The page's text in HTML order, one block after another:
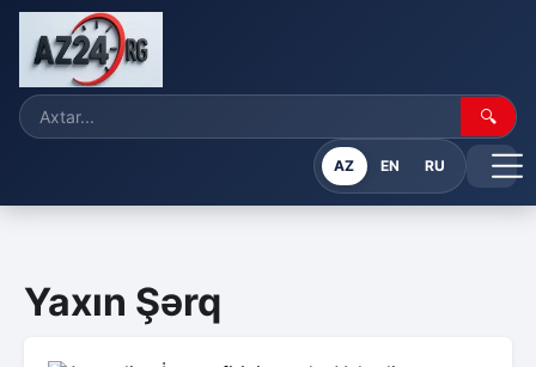
🔍
AZ EN RU
Yaxın Şərq